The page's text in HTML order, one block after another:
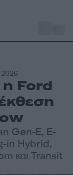
Ford
Gen-E, E-
in Hybrid,
και Transit